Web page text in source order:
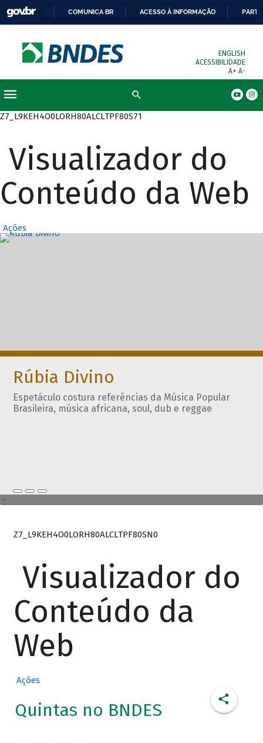
COMUNICA BR ACESSO À INFORMAÇÃO
ENGLISH
ACESSIBILIDADE
A+ A-
Z7_L9KEH4O0LORH80ALCLTPF80S71
Visualizador do
Conteúdo da Web
Ações
Destaques
Rúbia Divino
Espetáculo costura referências da Música Popular
Brasileira, música africana, soul, dub e reggae
Z7_L9KEH4O0LORH80ALCLTPF80SN0
Visualizador do
Conteúdo da
Web
Ações
Quintas no BNDES